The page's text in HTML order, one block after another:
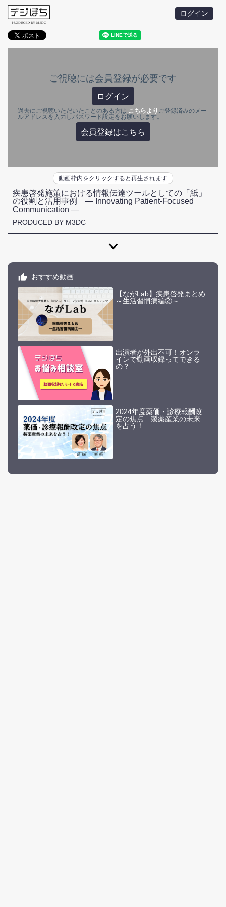
ログイン
ご視聴には会員登録が必要です
ログイン
過去にご視聴いただいたことのある方は こちらより ご登録済みのメー
ルアドレスを入力しパスワード設定をお願いします。
会員登録はこちら
動画枠内をクリックすると再生されます
疾患啓発施策における情報伝達ツールとしての「紙」
の役割と活用事例 ― Innovating Patient-Focused
Communication ―
PRODUCED BY M3DC
expand_more
おすすめ動画
【ながLab】疾患啓発まとめ
～生活習慣病編②～
出演者が外出不可！オンラ
インで動画収録ってできる
の？
2024年度薬価・診療報酬改
定の焦点 製薬産業の未来
を占う！